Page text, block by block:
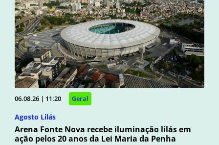
06.08.26 | 11:20 Geral
Agosto Lilás
Arena Fonte Nova recebe iluminação lilás em
ação pelos 20 anos da Lei Maria da Penha